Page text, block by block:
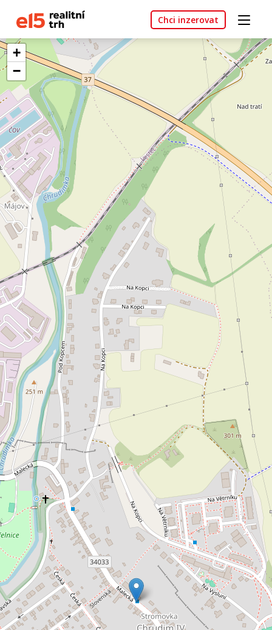
Chci inzerovat
+
−